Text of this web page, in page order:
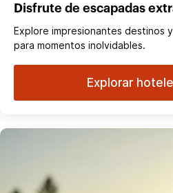
Disfrute de escapadas
Explore impresionantes destinos
para momentos inolvidables.
Explorar